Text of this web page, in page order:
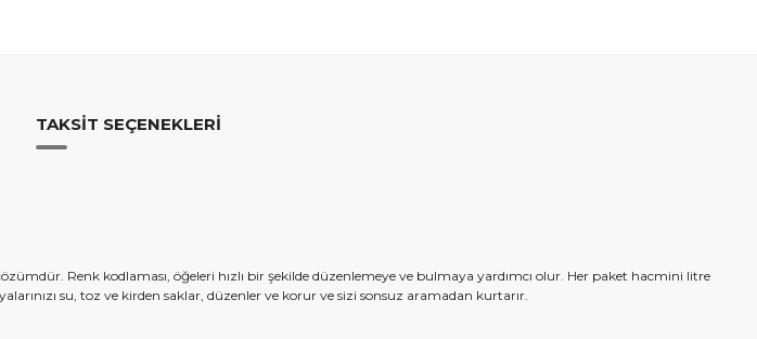
TAKSIT SEÇENEKLERI
Renk kodlaması, öğeleri hızlı bir şekilde düzenlemeye ve bulmaya yardımcı olur. Her paket hacmini litre
su, toz ve kirden saklar, düzenler ve korur ve sizi sonsuz aramadan kurtarır.